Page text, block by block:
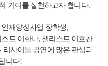
기여를 실천하고자 합니다.
재양성사업 장학생,
트 이한나, 첼리스트 이호찬
리사이틀 공연에 많은 관심과
니다!